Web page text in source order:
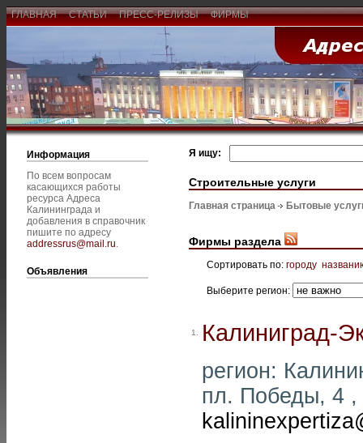
ГЛАВНАЯ СТАТЬИ ПРЕСС-РЕЛИЗЫ ФИРМЫ
Информация
По всем вопросам
касающихся работы
ресурса Адреса
Калининграда и
добавления в справочник
пишите по адресу
addressrus@mail.ru.
Объявления
Я ищу:
Строительные услуги
Главная страница Бытовые
Фирмы раздела
Сортировать по: городу
Выберите регион:
1. Калиниград-
регион:
пл. Победы, 4 ,